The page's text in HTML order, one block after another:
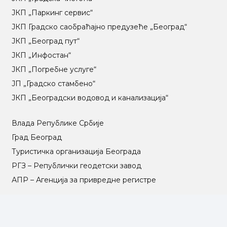
ЈКП „Паркинг сервис“
ЈКП Градско саобраћајно предузеће „Београд“
ЈКП „Београд пут“
ЈКП „Инфостан“
ЈКП „Погребне услуге“
ЈП „Градско стамбено“
ЈКП „Београдски водовод и канализација“
Влада Републике Србије
Град Београд
Туристичка организација Београда
РГЗ – Републички геодетски завод
АПР – Агенција за привредне регистре